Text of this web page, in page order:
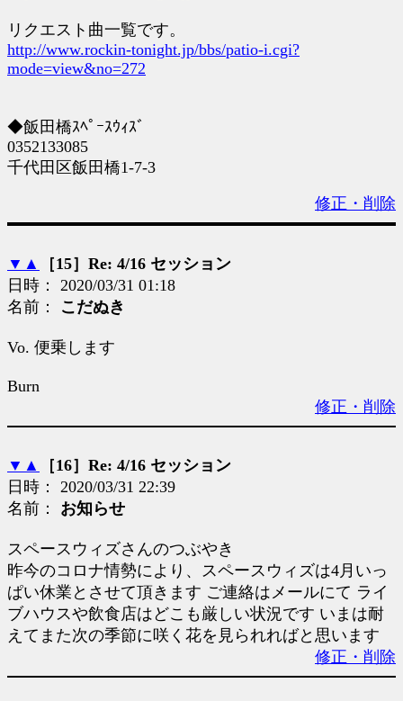
リクエスト曲一覧です。
http://www.rockin-tonight.jp/bbs/patio-i.cgi?
mode=view&no=272
◆飯田橋ｽﾍﾟｰｽｳｨｽﾞ
0352133085
千代田区飯田橋1-7-3
修正・削除
▼ ▲
［15］Re: 4/16 セッション
日時： 2020/03/31 01:18
名前： こだぬき
Vo. 便乗します
Burn
修正・削除
▼ ▲
［16］Re: 4/16 セッション
日時： 2020/03/31 22:39
名前： お知らせ
スペースウィズさんのつぶやき
昨今のコロナ情勢により、スペースウィズは4月いっ
ぱい休業とさせて頂きます ご連絡はメールにて ライ
ブハウスや飲食店はどこも厳しい状況です いまは耐
えてまた次の季節に咲く花を見られればと思います
修正・削除